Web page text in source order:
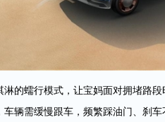
淋的蠕行模式，让宝妈面对拥堵路
车辆需缓慢跟车，频繁踩油门、刹